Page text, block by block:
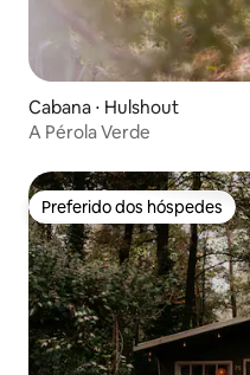
Cabana ⋅ Hulshout
A Pérola Verde
Preferido dos hóspedes
Preferido dos hóspedes